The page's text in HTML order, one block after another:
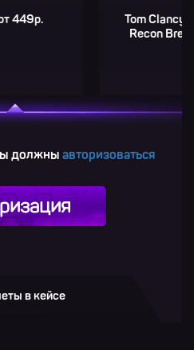
Tom Clancy’s
Recon Breakpoint
должны авторизоваться
в кейсе